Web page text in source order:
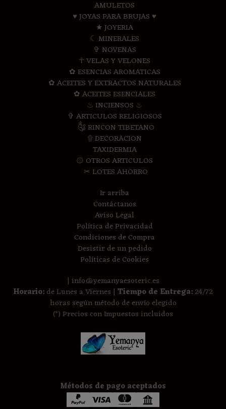
AMULETOS
♥ JOYAS PARA BRUJAS ♥
★ JOYERIA
☾ MINERALES
✞ NOVENAS
☥ VELAS Y VELONES
✿ ESENCIAS AROMATICAS
✿ ACEITES Y EXTRACTOS NATURALES
✿ ACEITES ESENCIALES
♨ INCIENSOS ♨
✞ ARTICULOS RELIGIOSOS
༃ RINCON TIBETANO
۩ DECORACION
TAXIDERMIA
۞ OTROS ARTICULOS
✂ LOTES AHORRO
Ir arriba
Contáctanos
Aviso Legal
Política de Privacidad
Condiciones de Compra
Desistir de un pedido
Políticas de Cookies
| info@yemanyaesoteric.es
Horario:de Lunes a Viernes | Tiempo de Entrega:24/72
horas según método de envío elegido
(*) Precios con Impuestos incluidos
Métodos de pago aceptados